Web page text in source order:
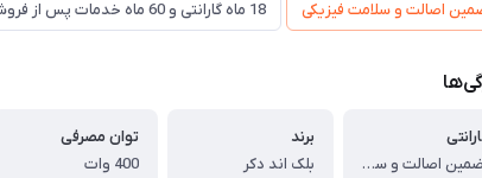
اصالت و سلامت فیزیکی 18 ماه گارانتی و 60 ماه خدمات پس از فروش و گارانتی تعویض
تضمین اصالت و سلامت کالا (اورجینال)
برند
بلک اند دکر
توان مصرفی
400 وات